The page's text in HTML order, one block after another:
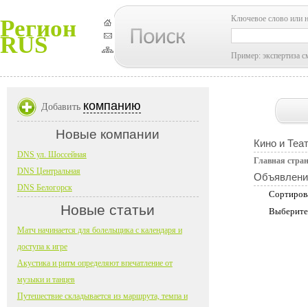
Регион
RUS
Ключевое слово или
Пример: экспертиза
Кино и
Главная
Добавить компанию
Новые компании
DNS ул. Шоссейная
DNS Центральная
DNS Белогорск
Новые статьи
Матч начинается для болельщика с календаря и
доступа к игре
Акустика и ритм определяют впечатление от
музыки и танцев
Путешествие складывается из маршрута, темпа и